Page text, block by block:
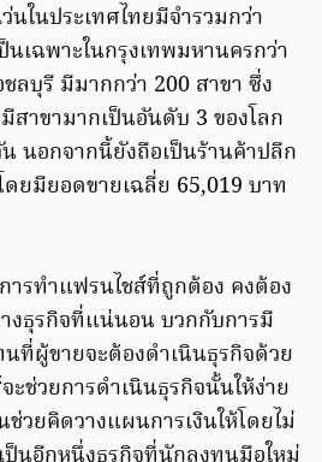
นในประเทศไทยมีจำรวมกว่า
นเฉพาะในกรุงเทพมหานครกว่า
ลบุรี มีมากกว่า 200 สาขา ซึ่ง
สาขามากเป็นอันดับ 3 ของโลก
นอกจากนี้ยังถือเป็นร้านค้าปลีก
ยมียอดขายเฉลี่ย 65,019 บาท
ารทำแฟรนไชส์ที่ถูกต้อง คงต้อง
งธุรกิจที่แน่นอน บวกกับการมี
ที่ผู้ขายจะต้องดำเนินธุรกิจด้วย
ะช่วยการดำเนินธุรกิจนั้นให้ง่าย
ยคิดวางแผนการเงินให้โดยไม่